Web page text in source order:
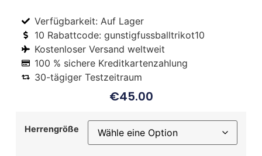
Verfügbarkeit: Auf Lager
10 Rabattcode: gunstigfussballtrikot10
Kostenloser Versand weltweit
100 % sichere Kreditkartenzahlung
30-tägiger Testzeitraum
€45.00
Herrengröße